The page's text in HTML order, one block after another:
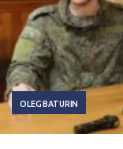
OLEG BATURIN